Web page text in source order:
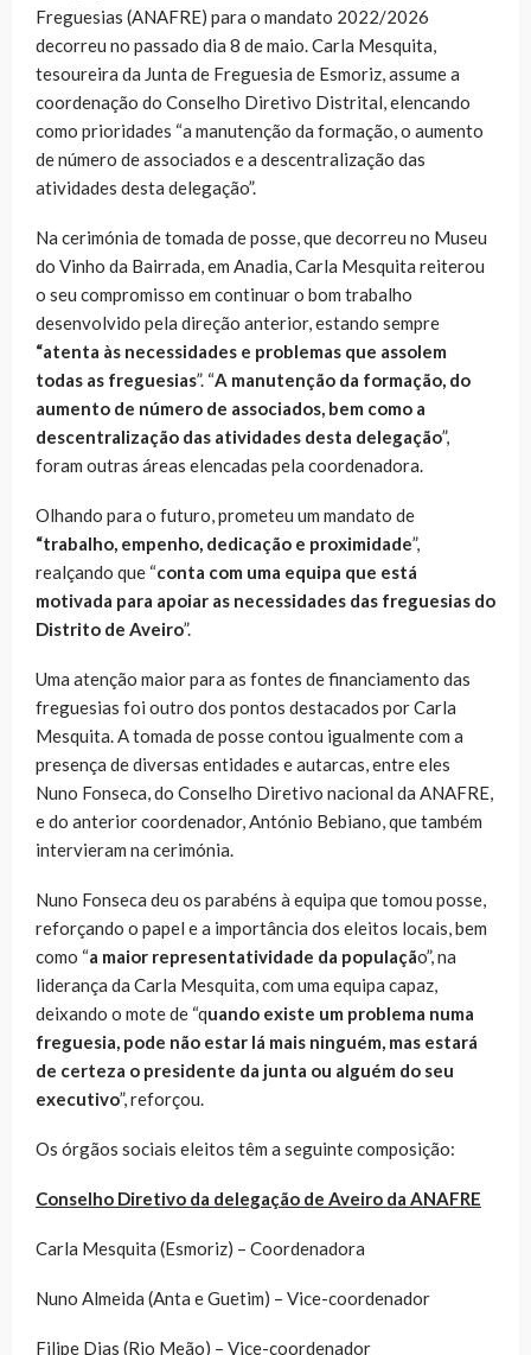
Freguesias (ANAFRE) para o mandato 2022/2026
decorreu no passado dia 8 de maio. Carla Mesquita,
tesoureira da Junta de Freguesia de Esmoriz, assume a
coordenação do Conselho Diretivo Distrital, elencando
como prioridades “a manutenção da formação, o aumento
de número de associados e a descentralização das
atividades desta delegação”.
Na cerimónia de tomada de posse, que decorreu no Museu
do Vinho da Bairrada, em Anadia, Carla Mesquita reiterou
o seu compromisso em continuar o bom trabalho
desenvolvido pela direção anterior, estando sempre
“atenta às necessidades e problemas que assolem
todas as freguesias”. “A manutenção da formação, do
aumento de número de associados, bem como a
descentralização das atividades desta delegação”,
foram outras áreas elencadas pela coordenadora.
Olhando para o futuro, prometeu um mandato de
“trabalho, empenho, dedicação e proximidade”,
realçando que “conta com uma equipa que está
motivada para apoiar as necessidades das freguesias do
Distrito de Aveiro”.
Uma atenção maior para as fontes de financiamento das
freguesias foi outro dos pontos destacados por Carla
Mesquita. A tomada de posse contou igualmente com a
presença de diversas entidades e autarcas, entre eles
Nuno Fonseca, do Conselho Diretivo nacional da ANAFRE,
e do anterior coordenador, António Bebiano, que também
intervieram na cerimónia.
Nuno Fonseca deu os parabéns à equipa que tomou posse,
reforçando o papel e a importância dos eleitos locais, bem
como “a maior representatividade da população”, na
liderança da Carla Mesquita, com uma equipa capaz,
deixando o mote de “quando existe um problema numa
freguesia, pode não estar lá mais ninguém, mas estará
de certeza o presidente da junta ou alguém do seu
executivo”, reforçou.
Os órgãos sociais eleitos têm a seguinte composição:
Conselho Diretivo da delegação de Aveiro da ANAFRE
Carla Mesquita (Esmoriz) – Coordenadora
Nuno Almeida (Anta e Guetim) – Vice-coordenador
Filipe Dias (Rio Meão) – Vice-coordenador